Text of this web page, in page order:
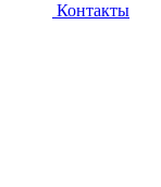
Контакты